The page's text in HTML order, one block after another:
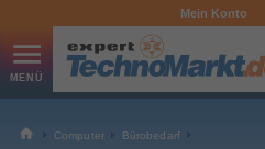
Mein Konto
Computer Bürobedarf